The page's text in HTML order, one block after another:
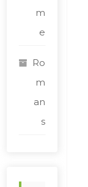
m
e
Ro
m
an
s